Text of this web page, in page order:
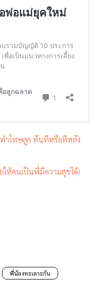
ำโทษลูก ทันทีหรือทีหลัง
ให้คนเป็นพี่มีความสุขได้!
พี่น้องทะเลาะกัน